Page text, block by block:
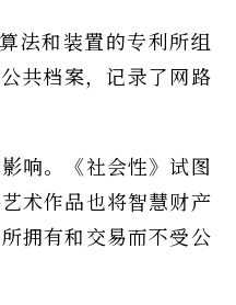
法和装置的专利所组
共档案，记录了网路
响。《社会性》试图
术作品也将智慧财产
拥有和交易而不受公